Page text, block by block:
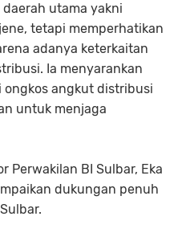
utama yakni
tetapi memperhatikan
adanya keterkaitan
Ia menyarankan
angkut distribusi
untuk menjaga
Perwakilan BI Sulbar, Eka
dukungan penuh